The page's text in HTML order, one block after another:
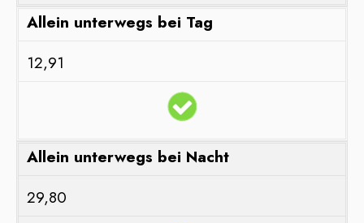
Allein unterwegs bei Tag
12,91
Allein unterwegs bei Nacht
29,80